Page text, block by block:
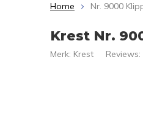
Home Nr. 9000
Krest Nr.
Merk: Krest Reviews: